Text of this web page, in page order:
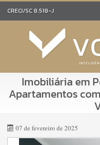
CRECI/SC 8.518-J
Imobiliária em
Apartamentos
07 de fevereiro de 2025